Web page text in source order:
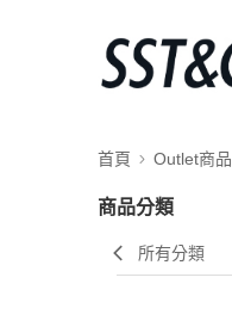
首頁 Outlet商品
商品分類
所有分類